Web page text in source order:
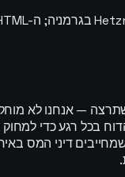
— אנחנו לא
רגע כדי למחוק את